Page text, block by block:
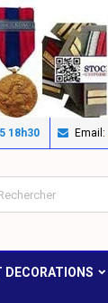
18h30 Email:
DECORATIONS